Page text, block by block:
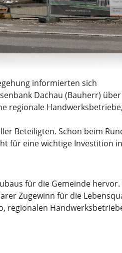
informierten sich
Dachau (Bauherr)
regionale
Beteiligten. Schon beim
für eine wichtige Investition
für die Gemeinde hervor.
Zugewinn für die
regionalen